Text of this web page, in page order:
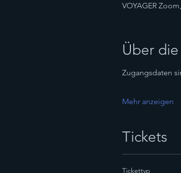
VOYAGER
Über
Zugangsdaten
Mehr anzeigen
Tickets
Tickettyp